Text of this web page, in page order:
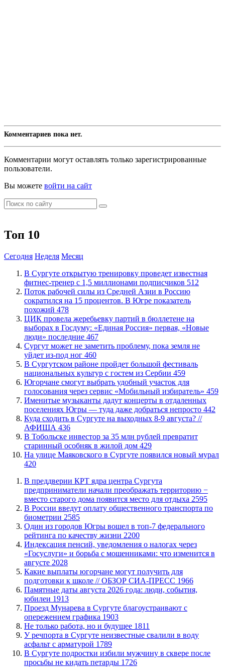
Комментариев пока нет.
Комментарии могут оставлять только зарегистрированные
пользователи.
Вы можете войти на сайт
Топ 10
Сегодня Неделя Месяц
В Сургуте открытую тренировку проведет известная
фитнес-тренер с 1,5 миллионами подписчиков 512
Поток рабочей силы из Средней Азии в Россию
сократился на 15 процентов. В Югре показатель
похожий 478
ЦИК провела жеребьевку партий в бюллетене на
выборах в Госдуму: «Единая Россия» первая, «Новые
люди» последние 467
Сургут может не заметить проблему, пока земля не
уйдет из-под ног 460
В Сургутском районе пройдет большой фестиваль
национальных культур с гостем из Сербии 459
Югорчане смогут выбрать удобный участок для
голосования через сервис «Мобильный избиратель» 459
Именитые музыканты дадут концерты в отдаленных
поселениях Югры — туда даже добраться непросто 442
​Куда сходить в Сургуте на выходных 8-9 августа? //
АФИША 436
В Тобольске инвестор за 35 млн рублей превратит
старинный особняк в жилой дом 429
​На улице Маяковского в Сургуте появился новый мурал
420
​В преддверии КРТ ядра центра Сургута
предприниматели начали преображать территорию −
вместо старого дома появится место для отдыха 2595
В России введут оплату общественного транспорта по
биометрии 2585
Один из городов Югры вошел в топ-7 федерального
рейтинга по качеству жизни 2200
​Индексация пенсий, уведомления о налогах через
«Госуслуги» и борьба с мошенниками: что изменится в
августе 2028
Какие выплаты югорчане могут получить для
подготовки к школе // ОБЗОР СИА-ПРЕСС 1966
​Памятные даты августа 2026 года: люди, события,
юбилеи 1913
​Проезд Мунарева в Сургуте благоустраивают с
опережением графика 1903
​Не только работа, но и будущее 1811
​У речпорта в Сургуте неизвестные свалили в воду
асфальт с арматурой 1789
В Сургуте подростки избили мужчину в сквере после
просьбы не кидать петарды 1726